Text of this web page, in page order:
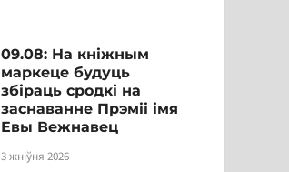
09.08: На кніжным
маркеце будуць
збіраць сродкі на
заснаванне Прэміі імя
Евы Вежнавец
3 жніўня 2026